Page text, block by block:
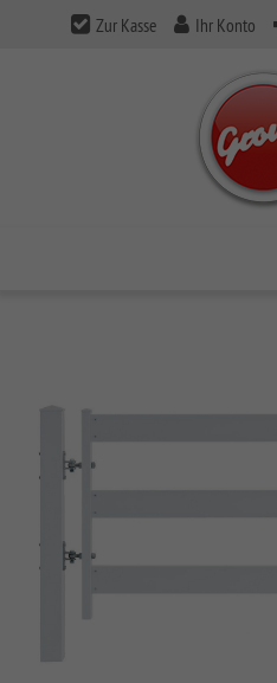
Zur Kasse Ihr Konto